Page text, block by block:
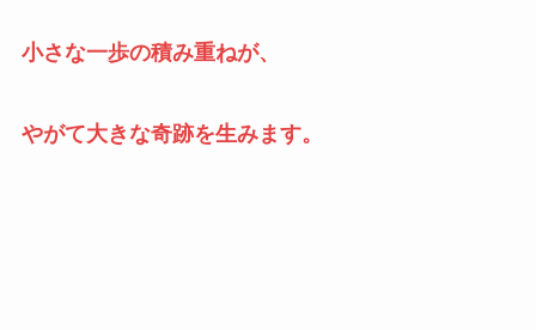
小さな一歩の積み重ねが、
やがて大きな奇跡を生みます。